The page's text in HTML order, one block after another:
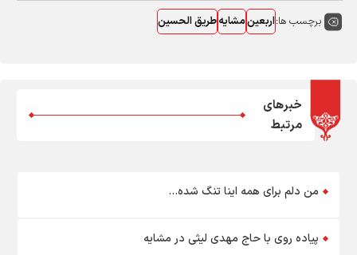
برچسب ها:اربعینمشایهطریق الحسین
خبرهای
مرتبط
من دلم برای همه اینا تنگ شده...
پیاده روی با حاج مهدی لیثی در مشایه